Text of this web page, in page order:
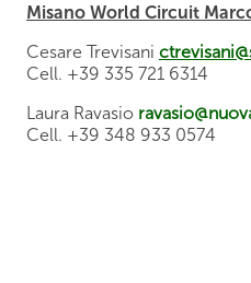
Misano World Circuit
Cesare Trevisani
Cell. +39 335 721 6314
Laura Ravasio
Cell. +39 348 933 0574